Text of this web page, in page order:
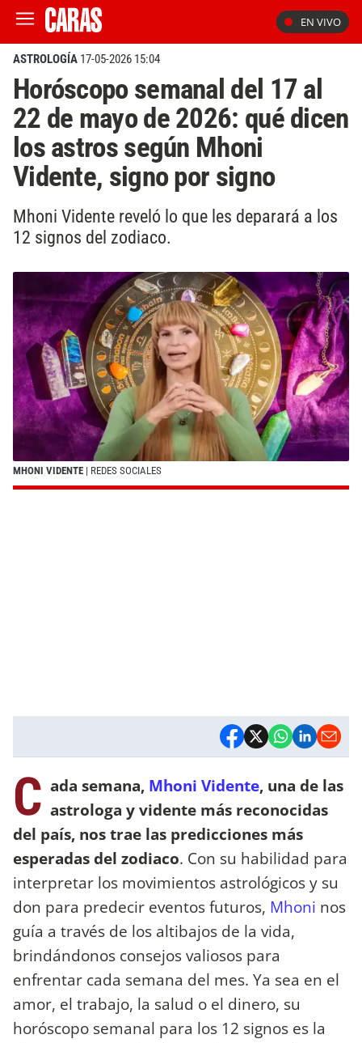
EN VIVO
ASTROLOGÍA 17-05-2026 15:04
Horóscopo semanal del 17 al
22 de mayo de 2026: qué dicen
los astros según Mhoni
Vidente, signo por signo
Mhoni Vidente reveló lo que les deparará a los
12 signos del zodiaco.
MHONI VIDENTE | REDES SOCIALES
C ada semana, Mhoni Vidente, una de las
astrologa y vidente más reconocidas
del país, nos trae las predicciones más
esperadas del zodiaco. Con su habilidad para
interpretar los movimientos astrológicos y su
don para predecir eventos futuros, Mhoni nos
guía a través de los altibajos de la vida,
brindándonos consejos valiosos para
enfrentar cada semana del mes. Ya sea en el
amor, el trabajo, la salud o el dinero, su
horóscopo semanal para los 12 signos es la